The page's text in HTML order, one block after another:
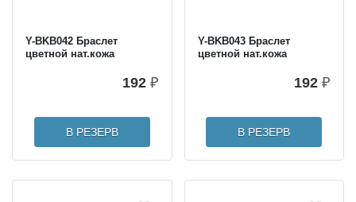
Y-BKB042 Браслет
цветной нат.кожа
192 ₽
В РЕЗЕРВ
Y-BKB043 Браслет
цветной нат.кожа
192 ₽
В РЕЗЕРВ